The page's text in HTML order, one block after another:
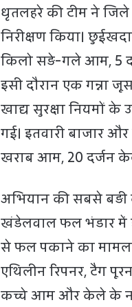
धृतलहरे की टीम ने जिले
निरीक्षण किया।
किलो सड़े-गले आम, 5
इसी दौरान एक गन्ना
खाद्य सुरक्षा नियमों
गई। इतवारी बाजार
खराब आम, 20 दर्जन
अभियान की सबसे बड़ी
खंडेलवाल फल भंडार में
से फल पकाने का मामला
एथिलीन रिपनर, टैग
कच्चे आम और केले के